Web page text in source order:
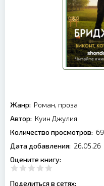
Жанр: Роман, проза
Автор: Куин Джулия
Количество просмотров: 69
Дата добавления: 26.05.26
Оцените книгу:
Поделиться в сетях: